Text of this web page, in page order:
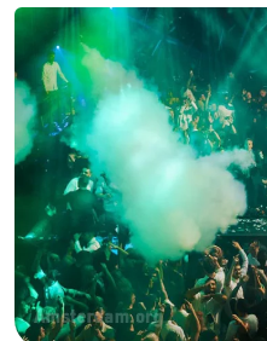
Avec
les
enfants
Jeunes
adultes
Gratuitement
Passer
nuit
Appartements
Campings